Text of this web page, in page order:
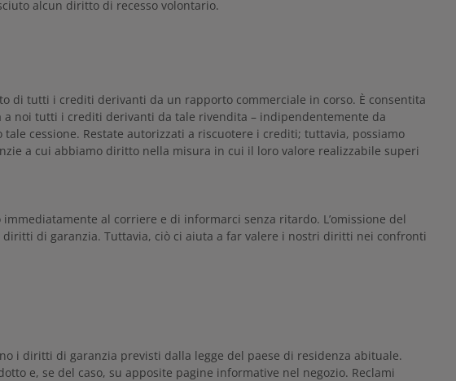
alcun diritto di recesso volontario.
di tutti i crediti derivanti da un rapporto commerciale in corso. È consentita
a noi tutti i crediti derivanti da tale rivendita – indipendentemente da
cessione. Restate autorizzati a riscuotere i crediti; tuttavia, possiamo
a cui abbiamo diritto nella misura in cui il loro valore realizzabile superi
al corriere e di informarci senza ritardo. L’omissione del
di garanzia. Tuttavia, ciò ci aiuta a far valere i nostri diritti nei confronti
i diritti di garanzia previsti dalla legge del paese di residenza abituale.
e, se del caso, su apposite pagine informative nel negozio. Reclami